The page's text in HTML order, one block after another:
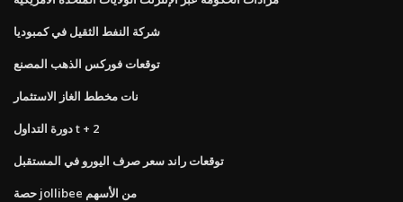
شركة النفط الثقيل في كمبوديا
توقعات فوركس الذهب المصنع
نات مخطط الغاز الاستثمار
دورة التداول t + 2
توقعات راند سعر صرف اليورو في المستقبل
حصة jollibee من الأسهم